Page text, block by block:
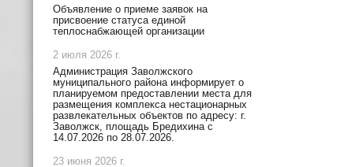
Объявление о приеме заявок на
присвоение статуса единой
теплоснабжающей организации
2 июля 2026 г.
Администрация Заволжского
муниципального района информирует о
планируемом предоставлении места для
размещения комплекса нестационарных
развлекательных объектов по адресу: г.
Заволжск, площадь Бредихина с
14.07.2026 по 28.07.2026.
23 июня 2026 г.